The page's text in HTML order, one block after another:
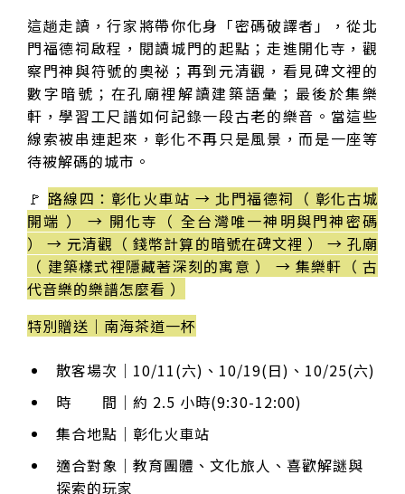
這趟走讀，行家將帶你化身「密碼破譯者」，從北
門福德祠啟程，閱讀城門的起點；走進開化寺，觀
察門神與符號的奧祕；再到元清觀，看見碑文裡的
數字暗號；在孔廟裡解讀建築語彙；最後於集樂
軒，學習工尺譜如何記錄一段古老的樂音。當這些
線索被串連起來，彰化不再只是風景，而是一座等
待被解碼的城市。
🚩 路線四：彰化火車站 → 北門福德祠（ 彰化古城
開端 ） → 開化寺（ 全台灣唯一神明與門神密碼
） → 元清觀（ 錢幣計算的暗號在碑文裡 ） → 孔廟
（ 建築樣式裡隱藏著深刻的寓意 ） → 集樂軒（ 古
代音樂的樂譜怎麼看 ）
特別贈送｜南海茶道一杯
散客場次｜10/11(六)、10/19(日)、10/25(六)
時 間｜約 2.5 小時(9:30-12:00)
集合地點｜彰化火車站
適合對象｜教育團體、文化旅人、喜歡解謎與
探索的玩家